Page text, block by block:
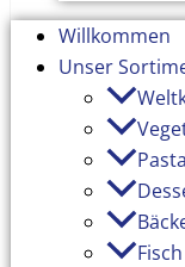
Willkommen
Unser
Pasta